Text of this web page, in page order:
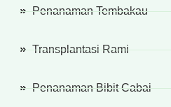
Penanaman Tembakau
Transplantasi Rami
Penanaman Bibit Cabai